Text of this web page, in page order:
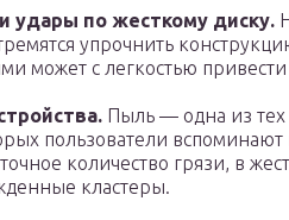
удары по жесткому диску.
упрочнить
может с легкостью
Пыль — одна из
пользователи
количество грязи, в
кластеры.